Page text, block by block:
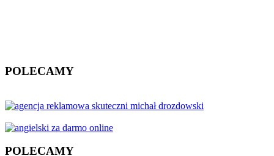
POLECAMY
POLECAMY